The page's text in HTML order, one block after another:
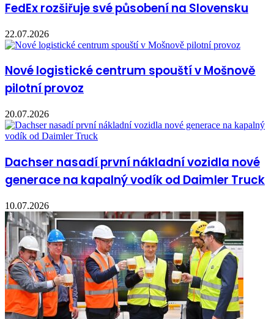
FedEx rozšiřuje své působení na Slovensku
22.07.2026
Nové logistické centrum spouští v Mošnově
pilotní provoz
20.07.2026
Dachser nasadí první nákladní vozidla nové
generace na kapalný vodík od Daimler Truck
10.07.2026